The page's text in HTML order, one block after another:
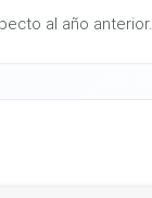
al año anterior.